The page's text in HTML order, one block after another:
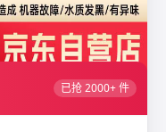
已抢 2000+ 件